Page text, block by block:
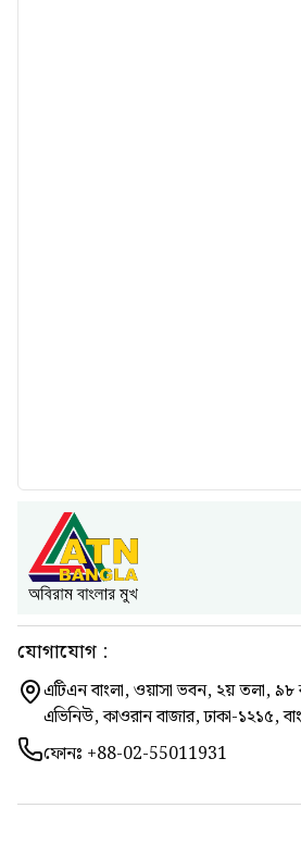
যোগাযোগ :
এটিএন বাংলা, ওয়াসা ভবন, ২য় তলা,
এভিনিউ, কাওরান বাজার, ঢাকা-১২১৫,
ফোনঃ +88-02-55011931